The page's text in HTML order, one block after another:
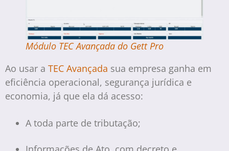
Módulo TEC Avançada do Gett Pro
Ao usar a TEC Avançada sua empresa ganha em
eficiência operacional, segurança jurídica e
economia, já que ela dá acesso:
A toda parte de tributação;